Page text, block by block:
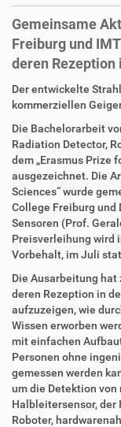
Gemeinsame
Freiburg und
deren Rezeption
D
i
e
k
t
z
u
g
r
i
f
f
A
r
i
k
e
l
a
k
t
i
o
n
e
n
Der entwickelte
kommerziellen
Die Bachelorarbeit
Radiation Detector,
dem „Erasmus Prize
ausgezeichnet. Die
Sciences“ wurde
College Freiburg und
Sensoren (Prof.
Preisverleihung wird
Vorbehalt, im Juli
Die Ausarbeitung hat
deren Rezeption in
aufzuzeigen, wie
Wissen erworben
mit einfachen
Personen ohne
gemessen werden
um die Detektion
Halbleitersensor, der
Roboter,